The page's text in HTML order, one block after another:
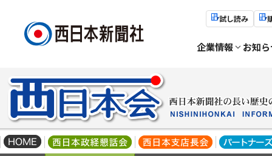
試し読み
企業情報 お知